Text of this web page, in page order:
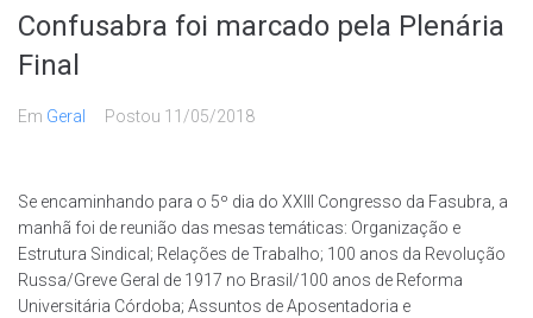
Confusabra foi marcado pela Plenária
Final
Em Geral Postou 11/05/2018
Se encaminhando para o 5º dia do XXIII Congresso da Fasubra, a
manhã foi de reunião das mesas temáticas: Organização e
Estrutura Sindical; Relações de Trabalho; 100 anos da Revolução
Russa/Greve Geral de 1917 no Brasil/100 anos de Reforma
Universitária Córdoba; Assuntos de Aposentadoria e